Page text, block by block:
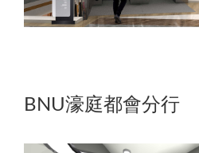
BNU濠庭都會分行